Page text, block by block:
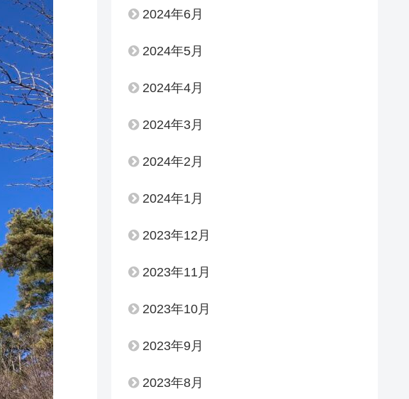
2024年6月
2024年5月
2024年4月
2024年3月
2024年2月
2024年1月
2023年12月
2023年11月
2023年10月
2023年9月
2023年8月